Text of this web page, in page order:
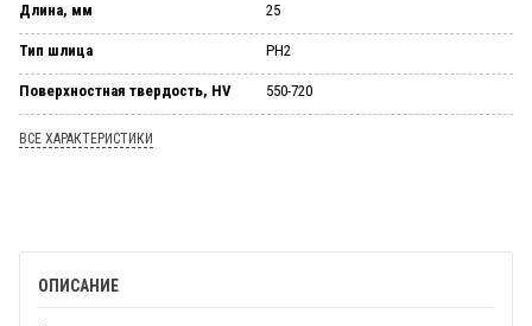
Длина, мм 25
Тип шлица PH2
Поверхностная твердость, HV 550-720
ВСЕ ХАРАКТЕРИСТИКИ
ОПИСАНИЕ